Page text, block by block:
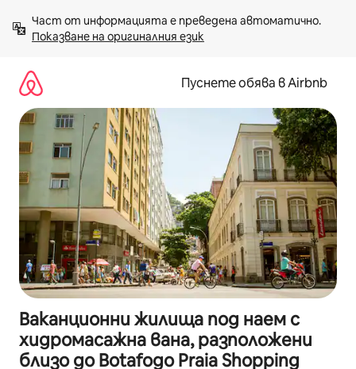
към
съдържанието
Показване на оригиналния език
Пуснете обява в Airbnb
Ваканционни жилища под наем с
хидромасажна вана, разположени
близо до Botafogo Praia Shopping